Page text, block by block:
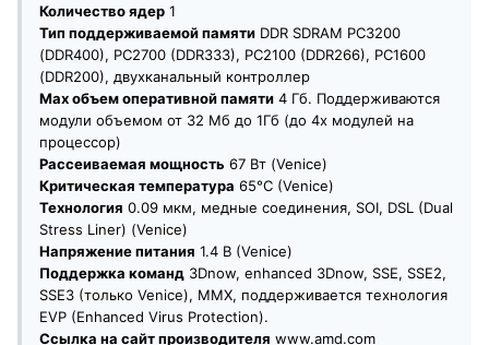
Количество ядер 1
Тип поддерживаемой памяти DDR SDRAM PC3200
(DDR400), PC2700 (DDR333), PC2100 (DDR266), PC1600
(DDR200), двухканальный контроллер
Max объем оперативной памяти 4 Гб. Поддерживаются
модули объемом от 32 Мб до 1Гб (до 4х модулей на
процессор)
Рассеиваемая мощность 67 Вт (Venice)
Критическая температура 65°С (Venice)
Технология 0.09 мкм, медные соединения, SOI, DSL (Dual
Stress Liner) (Venice)
Напряжение питания 1.4 В (Venice)
Поддержка команд 3Dnow, enhanced 3Dnow, SSE, SSE2,
SSE3 (только Venice), MMX, поддерживается технология
EVP (Enhanced Virus Protection).
Ссылка на сайт производителя www.amd.com